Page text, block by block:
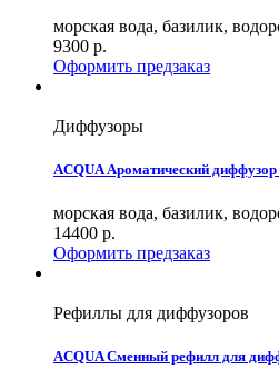
морская вода, базилик,
9300 р.
Оформить предзаказ
Диффузоры
ACQUA Ароматический
морская вода, базилик,
14400 р.
Оформить предзаказ
Рефиллы для диффузоров
ACQUA Сменный рефилл для